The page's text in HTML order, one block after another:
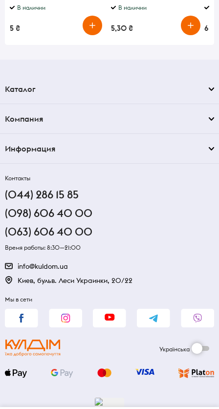
В наличии
5 ₴
В наличии
5,30 ₴ 6 ₴
Каталог
Компания
Информация
Контакты
(044) 286 15 85
(098) 606 40 00
(063) 606 40 00
Время работы: 8:30—21:00
info@kuldom.ua
Киев, бульв. Леси Украинки, 20/22
Мы в сети
Українська